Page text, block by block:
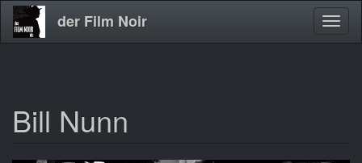
Direkt
zum
der Film Noir
Bill Nunn